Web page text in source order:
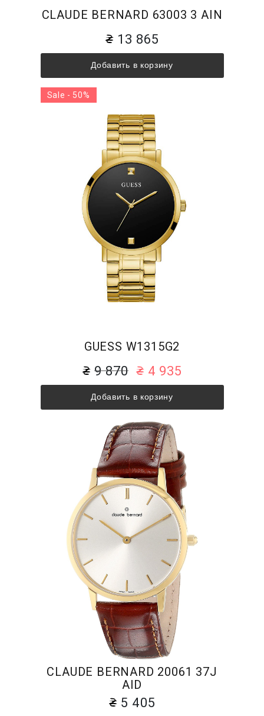
CLAUDE BERNARD 63003 3 AIN
13 865
Добавить в корзину
GUESS W1315G2
9 870 4 935
Добавить в корзину
Sale - 50%
CLAUDE BERNARD 20061 37J
AID
5 405